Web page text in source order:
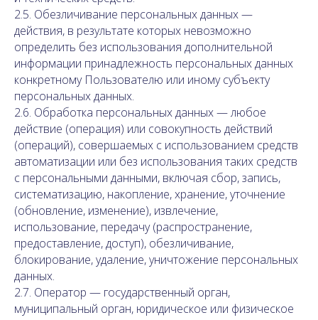
2.5. Обезличивание персональных данных —
действия, в результате которых невозможно
определить без использования дополнительной
информации принадлежность персональных данных
конкретному Пользователю или иному субъекту
персональных данных.
2.6. Обработка персональных данных — любое
действие (операция) или совокупность действий
(операций), совершаемых с использованием средств
автоматизации или без использования таких средств
с персональными данными, включая сбор, запись,
систематизацию, накопление, хранение, уточнение
(обновление, изменение), извлечение,
использование, передачу (распространение,
предоставление, доступ), обезличивание,
блокирование, удаление, уничтожение персональных
данных.
2.7. Оператор — государственный орган,
муниципальный орган, юридическое или физическое